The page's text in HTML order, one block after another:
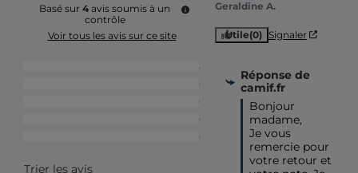
Basé sur 4 avis soumis à un
contrôle
Voir tous les avis sur ce site
4
0
0
0
0
Trier les avis
Geraldine A.
Utile(0) Signaler
Réponse de
camif.fr
Bonjour
madame,
Je vous
remercie pour
votre retour et